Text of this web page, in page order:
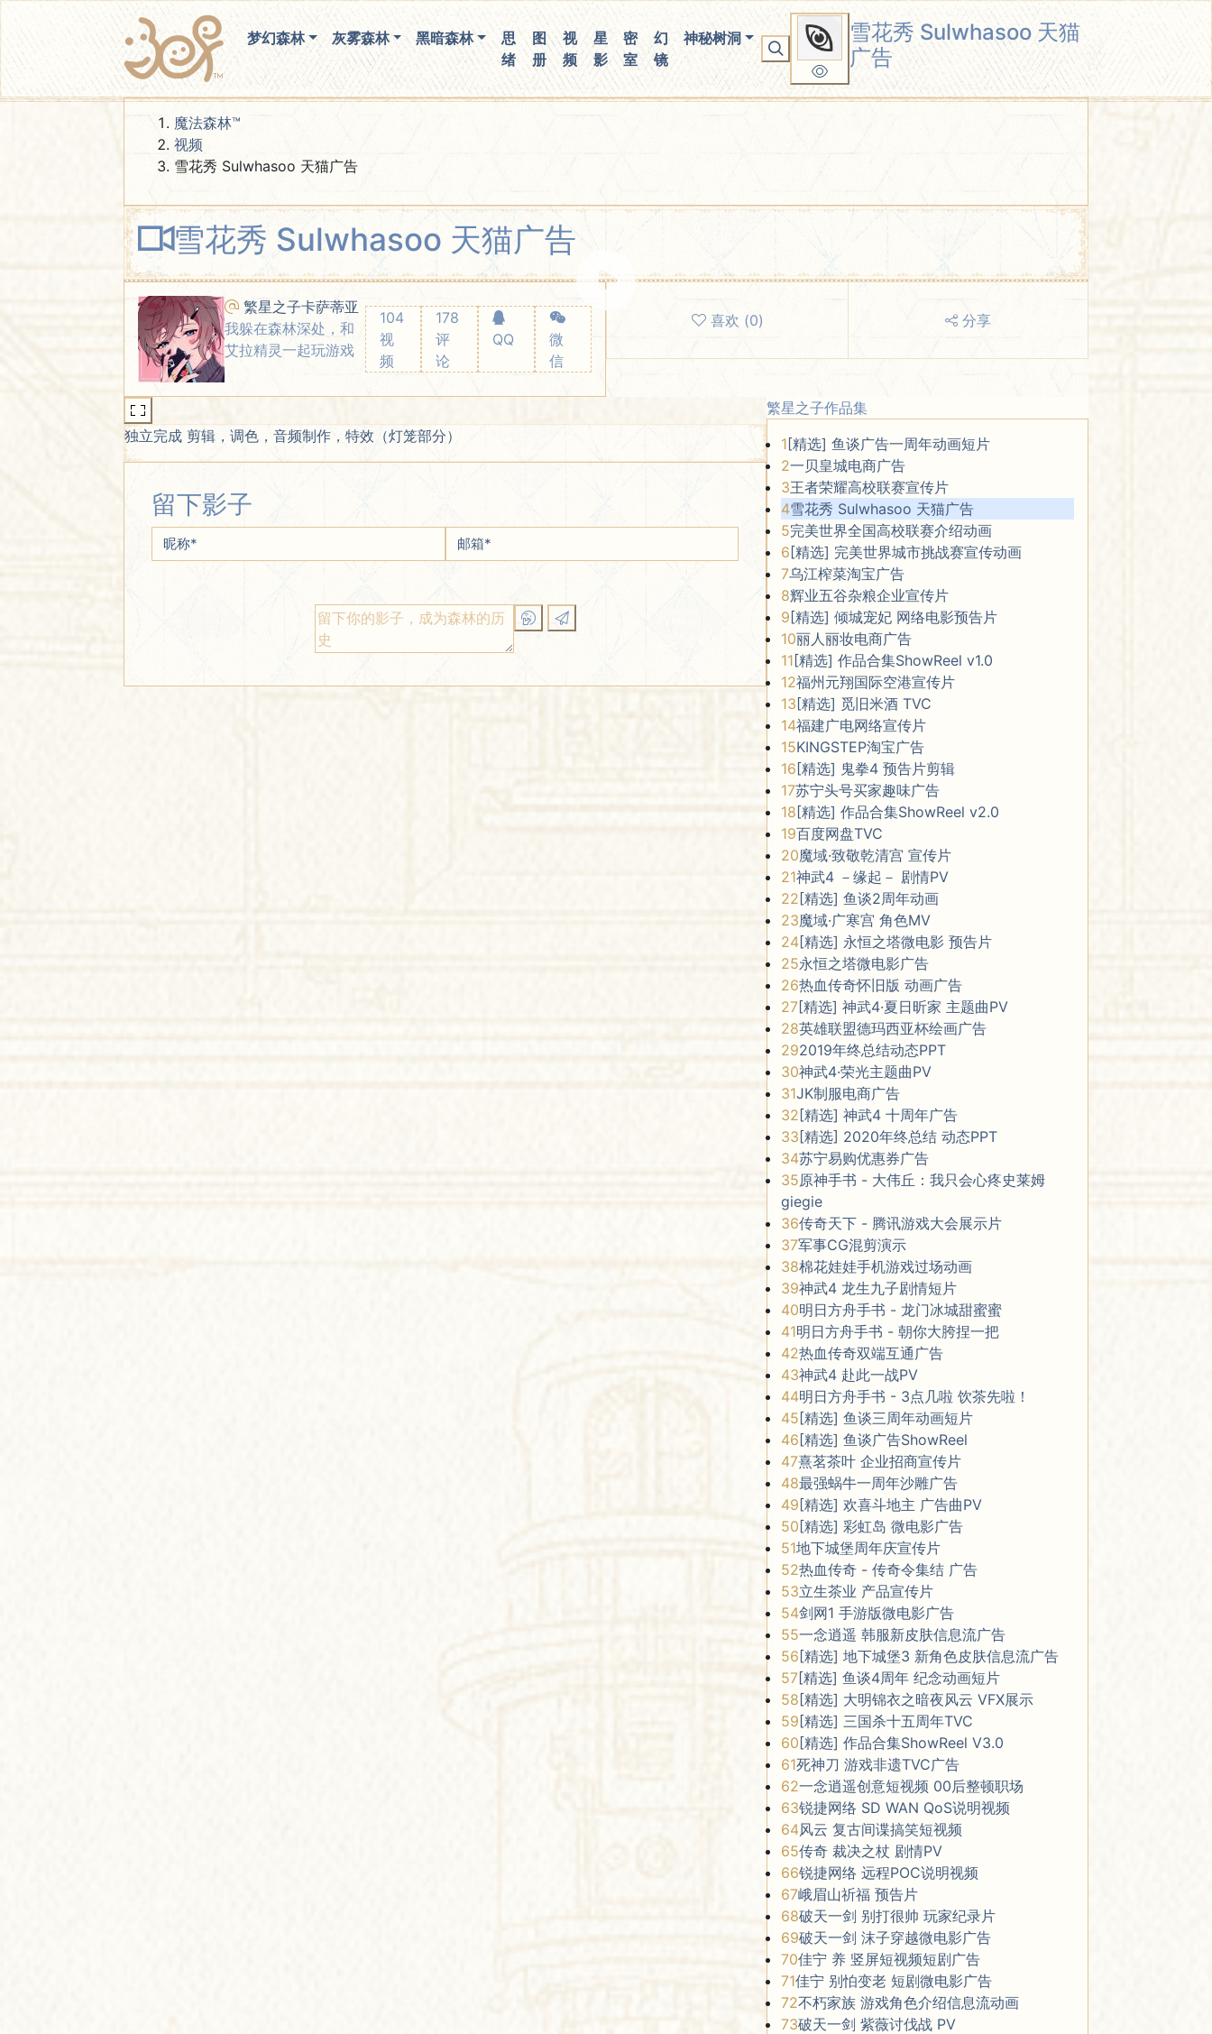
你无法看到我
梦幻森林
灰雾森林 黑暗森林
思
绪
图
册
视
频
星
影
密
室
幻
镜
神秘树洞
雪花秀 Sulwhasoo 天猫
广告
魔法森林™
视频
雪花秀 Sulwhasoo 天猫广告
雪花秀 Sulwhasoo 天猫广告
00:00 / 03:01
繁星之子卡萨蒂亚
我躲在森林深处，和
艾拉精灵一起玩游戏
104
视
频
178
评
论
QQ
微
信
喜欢 (0) 分享
独立完成 剪辑，调色，音频制作，特效（灯笼部分）
留下影子
昵称* 邮箱*
繁星之子作品集
1 [精选] 鱼谈广告一周年动画短片
2一贝皇城电商广告
3王者荣耀高校联赛宣传片
4雪花秀 Sulwhasoo 天猫广告
5完美世界全国高校联赛介绍动画
6 [精选] 完美世界城市挑战赛宣传动画
7乌江榨菜淘宝广告
8辉业五谷杂粮企业宣传片
9 [精选] 倾城宠妃 网络电影预告片
10丽人丽妆电商广告
11 [精选] 作品合集ShowReel v1.0
12福州元翔国际空港宣传片
13 [精选] 觅旧米酒 TVC
14福建广电网络宣传片
15KINGSTEP淘宝广告
16 [精选] 鬼拳4 预告片剪辑
17苏宁头号买家趣味广告
18 [精选] 作品合集ShowReel v2.0
19百度网盘TVC
20魔域·致敬乾清宫 宣传片
21神武4 －缘起－ 剧情PV
22 [精选] 鱼谈2周年动画
23魔域·广寒宫 角色MV
24[精选] 永恒之塔微电影 预告片
25永恒之塔微电影广告
26热血传奇怀旧版 动画广告
27[精选] 神武4·夏日昕家 主题曲PV
28英雄联盟德玛西亚杯绘画广告
292019年终总结动态PPT
30神武4·荣光主题曲PV
31JK制服电商广告
32 [精选] 神武4 十周年广告
33 [精选] 2020年终总结 动态PPT
34苏宁易购优惠券广告
35原神手书 - 大伟丘：我只会心疼史莱姆
giegie
36传奇天下 - 腾讯游戏大会展示片
37军事CG混剪演示
38棉花娃娃手机游戏过场动画
39神武4 龙生九子剧情短片
40明日方舟手书 - 龙门冰城甜蜜蜜
41明日方舟手书 - 朝你大胯捏一把
42热血传奇双端互通广告
43神武4 赴此一战PV
44明日方舟手书 - 3点几啦 饮茶先啦！
45 [精选] 鱼谈三周年动画短片
46 [精选] 鱼谈广告ShowReel
47熹茗茶叶 企业招商宣传片
48最强蜗牛一周年沙雕广告
49 [精选] 欢喜斗地主 广告曲PV
50 [精选] 彩虹岛 微电影广告
51地下城堡周年庆宣传片
52热血传奇 - 传奇令集结 广告
53立生茶业 产品宣传片
54剑网1 手游版微电影广告
55一念逍遥 韩服新皮肤信息流广告
56 [精选] 地下城堡3 新角色皮肤信息流广告
57[精选] 鱼谈4周年 纪念动画短片
58 [精选] 大明锦衣之暗夜风云 VFX展示
59 [精选] 三国杀十五周年TVC
60 [精选] 作品合集ShowReel V3.0
61死神刀 游戏非遗TVC广告
62一念逍遥创意短视频 00后整顿职场
63锐捷网络 SD WAN QoS说明视频
64风云 复古间谍搞笑短视频
65传奇 裁决之杖 剧情PV
66锐捷网络 远程POC说明视频
67峨眉山祈福 预告片
68破天一剑 别打很帅 玩家纪录片
69破天一剑 沫子穿越微电影广告
70佳宁 养 竖屏短视频短剧广告
71佳宁 别怕变老 短剧微电影广告
72不朽家族 游戏角色介绍信息流动画
73破天一剑 紫薇讨伐战 PV